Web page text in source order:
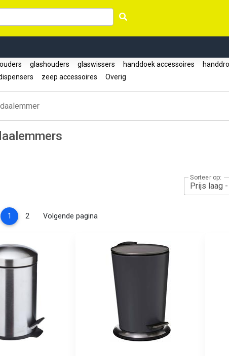
glashouders glaswissers handdoek accessoires
zeep accessoires Overig
Sorteer op:
1 (current)
2 Volgende pagina